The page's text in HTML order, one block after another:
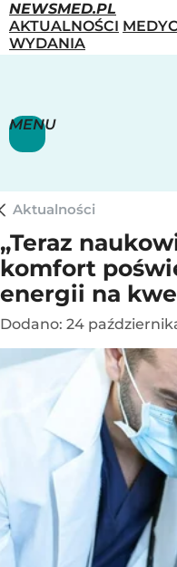
NEWSMED.PL
AKTUALNOŚCI
WYDANIA
MENU
Aktualności
„Teraz
komfort
energii na
Dodano: 24